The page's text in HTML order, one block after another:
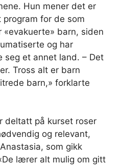
Hun mener det er
for de som
«evakuerte» barn, siden
og har
seg et annet land. – Det
Tross alt er barn
barn,» forklarte
deltatt på kurset roser
og relevant,
som gikk
lærer alt mulig om gitt